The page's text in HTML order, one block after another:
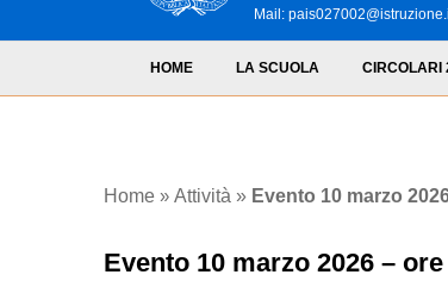
Mail:
HOME LA SCUOLA CIRCOLARI
Home » Attività » Evento 10 marzo
Evento 10 marzo 2026 –